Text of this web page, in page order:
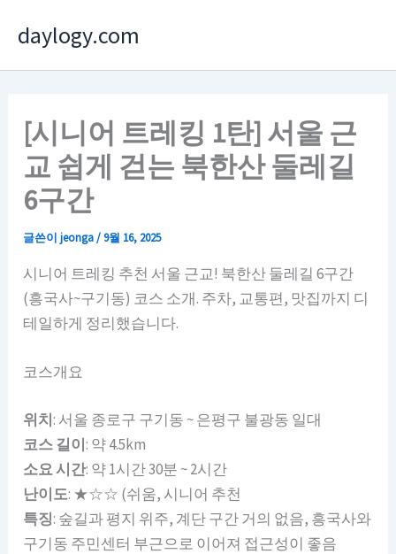
daylogy.com
[시니어 트레킹 1탄] 서울 근
교 쉽게 걷는 북한산 둘레길
6구간
글쓴이jeonga/9월 16, 2025
시니어 트레킹 추천 서울 근교! 북한산 둘레길 6구간
(흥국사~구기동) 코스 소개. 주차, 교통편, 맛집까지 디
테일하게 정리했습니다.
코스개요
위치: 서울 종로구 구기동 ~ 은평구 불광동 일대
코스 길이: 약 4.5km
소요 시간: 약 1시간 30분 ~ 2시간
난이도: ★☆☆ (쉬움, 시니어 추천
특징: 숲길과 평지 위주, 계단 구간 거의 없음, 흥국사와
구기동 주민센터 부근으로 이어져 접근성이 좋음